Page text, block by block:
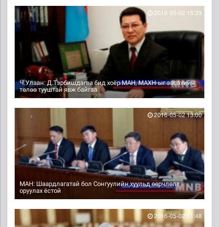
Ч.Улаан: Д.Тэрбишдагва бид хоёр МАН, МАХН-ыг эвсэхийн
төлөө тууштай явж байгаа
2016-05-02 15:39
МАН: Шаардлагатай бол Сонгуулийн хуульд өөрчлөлт
оруулах ёстой
2016-05-02 13:00
2016-05-02 11:48